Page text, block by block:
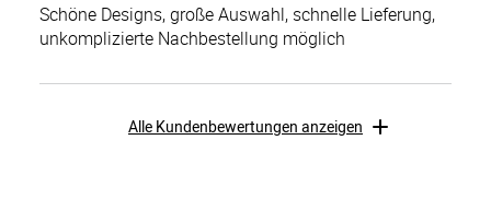
Schöne Designs, große Auswahl, schnelle Lieferung,
unkomplizierte Nachbestellung möglich
Alle Kundenbewertungen anzeigen